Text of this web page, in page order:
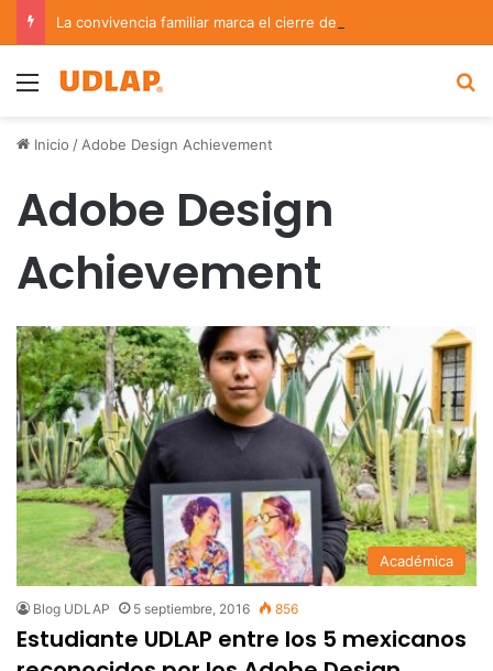
Menu
Inicio / Adobe Design Achievement
Adobe Design
Achievement
Académica
Blog UDLAP 5 septiembre, 2016 856
Estudiante UDLAP entre los 5 mexicanos